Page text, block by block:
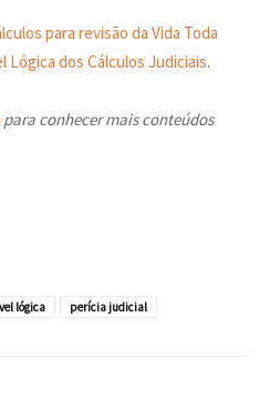
para revisão da Vida Toda
Lógica dos Cálculos Judiciais.
para conhecer mais conteúdos
lógica perícia judicial